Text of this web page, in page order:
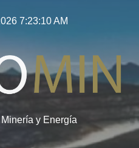
7:23:11 AM
y Energía